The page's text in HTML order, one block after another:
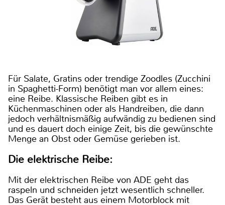
Für Salate, Gratins oder trendige Zoodles (Zucchini
in Spaghetti-Form) benötigt man vor allem eines:
eine Reibe. Klassische Reiben gibt es in
Küchenmaschinen oder als Handreiben, die dann
jedoch verhältnismäßig aufwändig zu bedienen sind
und es dauert doch einige Zeit, bis die gewünschte
Menge an Obst oder Gemüse gerieben ist.
Die elektrische Reibe:
Mit der elektrischen Reibe von ADE geht das
raspeln und schneiden jetzt wesentlich schneller.
Das Gerät besteht aus einem Motorblock mit